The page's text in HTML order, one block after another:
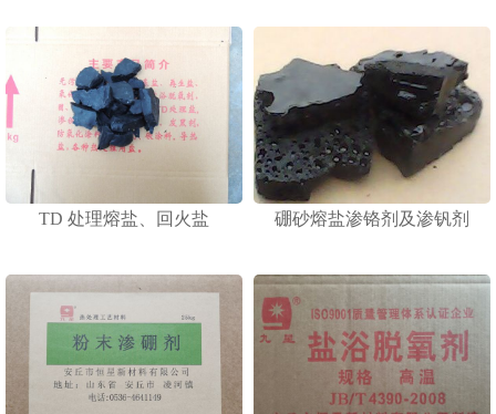
TD 处理熔盐、回火盐 硼砂熔盐渗铬剂及渗钒剂